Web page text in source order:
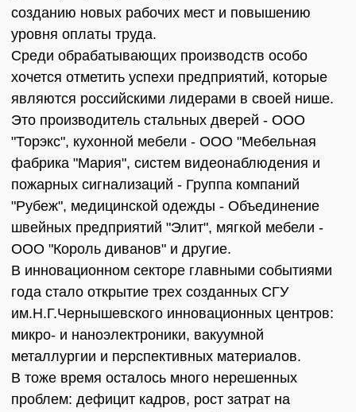
созданию новых рабочих мест и повышению
уровня оплаты труда.
Среди обрабатывающих производств особо
хочется отметить успехи предприятий, которые
являются российскими лидерами в своей нише.
Это производитель стальных дверей - ООО
"Торэкс", кухонной мебели - ООО "Мебельная
фабрика "Мария", систем видеонаблюдения и
пожарных сигнализаций - Группа компаний
"Рубеж", медицинской одежды - Объединение
швейных предприятий "Элит", мягкой мебели -
ООО "Король диванов" и другие.
В инновационном секторе главными событиями
года стало открытие трех созданных СГУ
им.Н.Г.Чернышевского инновационных центров:
микро- и наноэлектроники, вакуумной
металлургии и перспективных материалов.
В тоже время осталось много нерешенных
проблем: дефицит кадров, рост затрат на